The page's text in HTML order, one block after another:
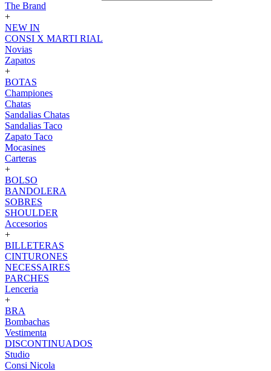
The Brand
+
NEW IN
CONSI X MARTI RIAL
Novias
Zapatos
+
BOTAS
Championes
Chatas
Sandalias Chatas
Sandalias Taco
Zapato Taco
Mocasines
Carteras
+
BOLSO
BANDOLERA
SOBRES
SHOULDER
Accesorios
+
BILLETERAS
CINTURONES
NECESSAIRES
PARCHES
Lenceria
+
BRA
Bombachas
Vestimenta
DISCONTINUADOS
Studio
Consi Nicola